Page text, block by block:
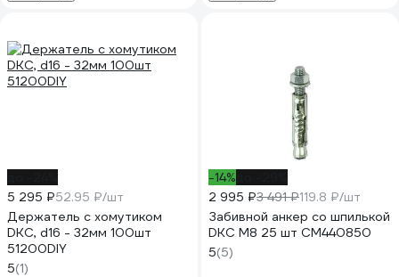
5 295 ₽52.95 ₽/шт
Держатель с хомутиком
DKC, d16 - 32мм 100шт
51200DIY
5(1)
-14%
2 995 ₽3 491 ₽119.8 ₽/шт
Забивной анкер со шпилькой
DKC М8 25 шт CM440850
5(5)